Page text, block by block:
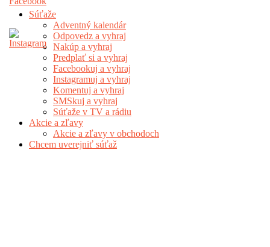
Súťaže
Adventný kalendár
Odpovedz a vyhraj
Nakúp a vyhraj
Predplať si a vyhraj
Facebookuj a vyhraj
Instagramuj a vyhraj
Komentuj a vyhraj
SMSkuj a vyhraj
Súťaže v TV a rádiu
Akcie a zľavy
Akcie a zľavy v obchodoch
Chcem uverejniť súťaž